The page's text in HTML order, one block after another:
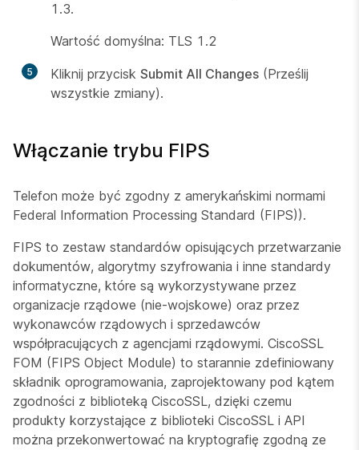
1.3.
Wartość domyślna: TLS 1.2
5 Kliknij przycisk Submit All Changes (Prześlij
wszystkie zmiany).
Włączanie trybu FIPS
Telefon może być zgodny z amerykańskimi normami
Federal Information Processing Standard (FIPS)).
FIPS to zestaw standardów opisujących przetwarzanie
dokumentów, algorytmy szyfrowania i inne standardy
informatyczne, które są wykorzystywane przez
organizacje rządowe (nie-wojskowe) oraz przez
wykonawców rządowych i sprzedawców
współpracujących z agencjami rządowymi. CiscoSSL
FOM (FIPS Object Module) to starannie zdefiniowany
składnik oprogramowania, zaprojektowany pod kątem
zgodności z biblioteką CiscoSSL, dzięki czemu
produkty korzystające z biblioteki CiscoSSL i API
można przekonwertować na kryptografię zgodną ze